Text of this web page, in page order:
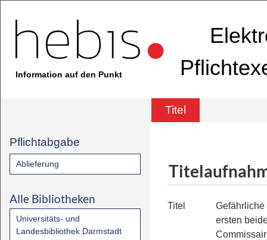
Information auf den Punkt
Titel
Pflichtabgabe
Ablieferung
Alle Bibliotheken
Universitäts- und
Landesbibliothek Darmstadt
Titel
ersten